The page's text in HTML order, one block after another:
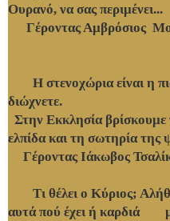
Ουρανό, να σας περιμένει...
Γέροντας Αμβρόσιος
* * * *
Η στενοχώρια είναι η
διώχνετε.
Στην Εκκλησία βρίσκουμε
ελπίδα και τη σωτηρία της
Γέροντας Ιάκωβος
* * * * *
Τι θέλει ο Κύριος;
αυτά πού έχει ή καρδιά